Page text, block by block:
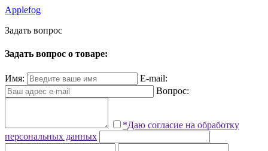
Applefog
Задать вопрос
Задать вопрос о товаре:
Имя:
E-mail:
Вопрос:
*Даю согласие на обработку
персональных данных